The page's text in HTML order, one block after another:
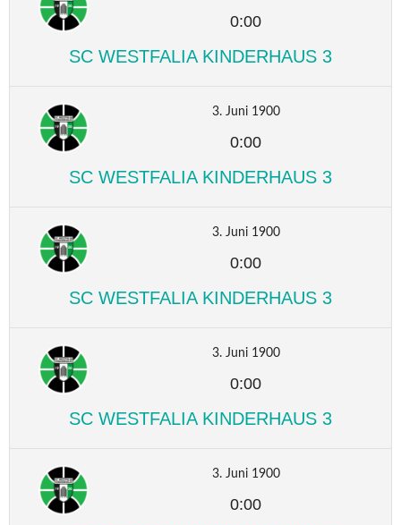
0:00
SC WESTFALIA KINDERHAUS 3
3. Juni 1900
0:00
SC WESTFALIA KINDERHAUS 3
3. Juni 1900
0:00
SC WESTFALIA KINDERHAUS 3
3. Juni 1900
0:00
SC WESTFALIA KINDERHAUS 3
3. Juni 1900
0:00